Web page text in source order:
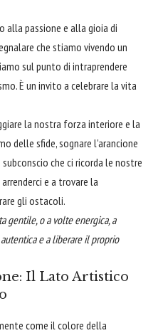
alla passione e alla gioia di
che stiamo vivendo un
sul punto di intraprendere
È un invito a celebrare la vita
la nostra forza interiore e la
delle sfide, sognare l'arancione
che ci ricorda le nostre
e a trovare la
gli ostacoli.
gentile, o a volte energica, a
e a liberare il proprio
Il Lato Artistico
come il colore della